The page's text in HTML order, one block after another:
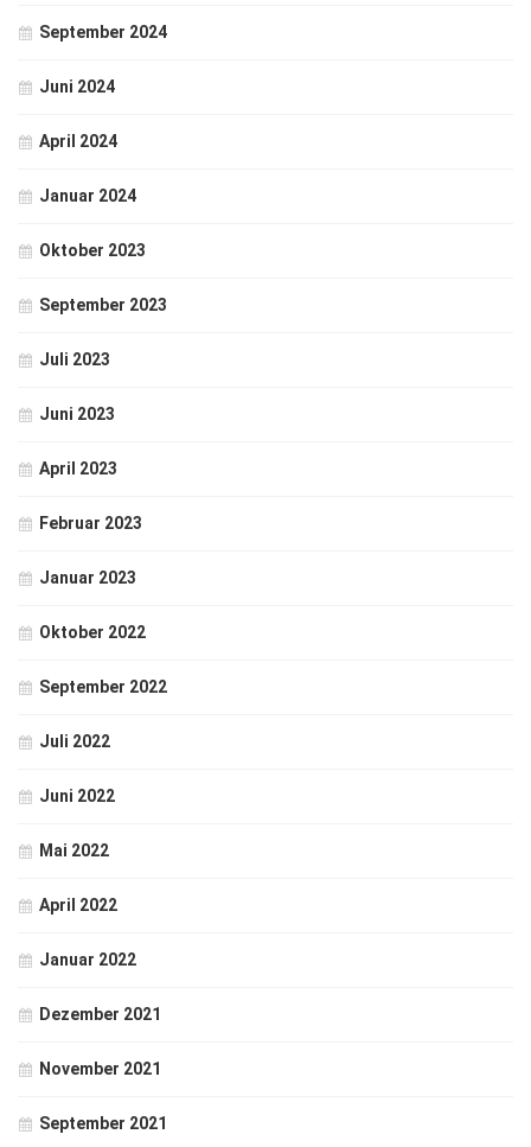
September 2024
Juni 2024
April 2024
Januar 2024
Oktober 2023
September 2023
Juli 2023
Juni 2023
April 2023
Februar 2023
Januar 2023
Oktober 2022
September 2022
Juli 2022
Juni 2022
Mai 2022
April 2022
Januar 2022
Dezember 2021
November 2021
September 2021